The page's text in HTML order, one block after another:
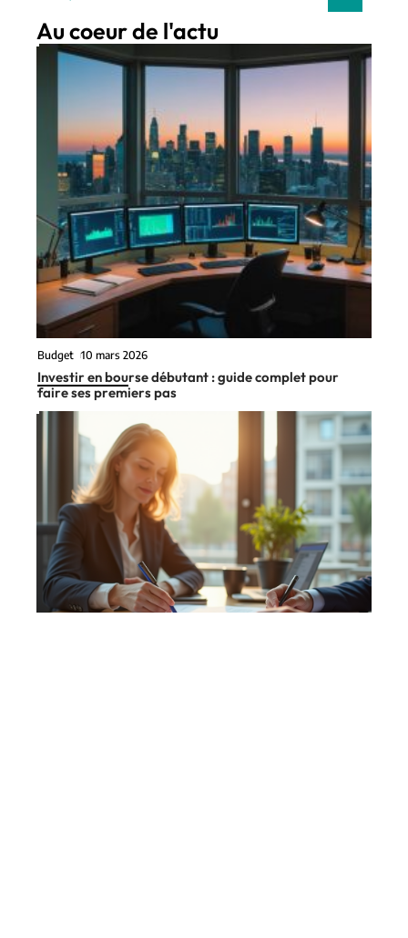
Au coeur de l'actu
Budget 10 mars 2026
Investir en bourse débutant : guide complet pour
faire ses premiers pas